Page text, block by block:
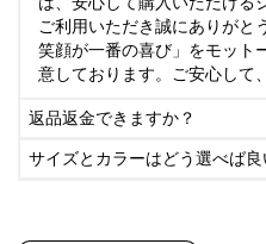
ご利用いただき誠にありがと
笑顔が一番の喜び」をモット
意しております。ご安心して
返品返金できますか？
サイズとカラーはどう選べば良